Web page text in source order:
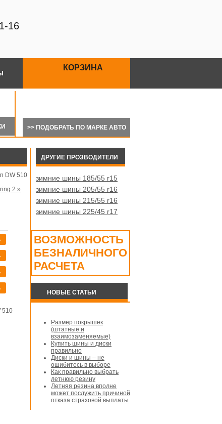
16
КОРЗИНА
>> ПОДОБРАТЬ ПО МАРКЕ АВТО
ДРУГИЕ ПРОЗВОДИТЕЛИ
зимние шины 185/55 r15
зимние шины 205/55 r16
зимние шины 215/55 r16
зимние шины 225/45 r17
ВОЗМОЖНОСТЬ
БЕЗНАЛИЧНОГО
РАСЧЕТА
НОВЫЕ СТАТЬИ
Размер покрышек
(штатные и
взаимозаменяемые)
Купить шины и диски
правильно
Диски и шины – не
ошибитесь в выборе
Как правильно выбрать
летнюю резину
Летняя резина вполне
может послужить причиной
отказа страховой выплаты
DW 510
2 »